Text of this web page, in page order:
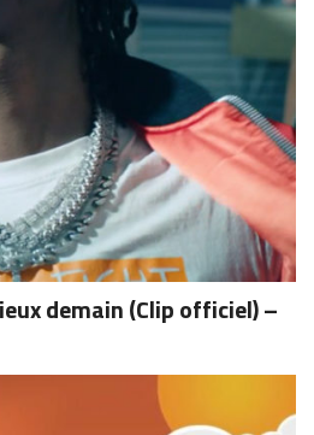
demain (Clip officiel) –